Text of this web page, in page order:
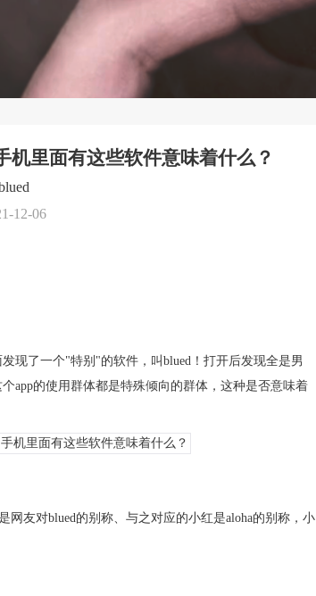
里面有这些软件意味着什么？
12-06
现了一个"特别"的软件，叫blued！打开后发现全是男
app的使用群体都是特殊倾向的群体，这种是否意味着
网友对blued的别称、与之对应的小红是aloha的别称，小